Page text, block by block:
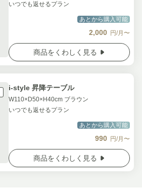
いつでも返せるプラン
あとから購入可能
2,000 円/月〜
商品をくわしく見る
i-style 昇降テーブル
W110×D50×H40cm ブラウン
いつでも返せるプラン
あとから購入可能
990 円/月〜
商品をくわしく見る